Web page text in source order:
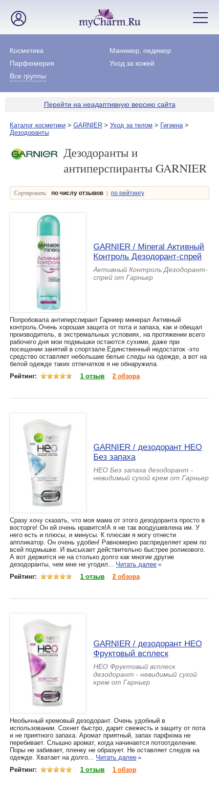
Косметика
Маникюр, педикюр
Парфюмерия
Уход за кожей
Все группы
Перейти на неадаптивную версию сайта
Каталог косметики > GARNIER > Уход за телом > Гигиена>
Дезодоранты
Дезодоранты и
антиперспиранты GARNIER
Сортировать: по числу отзывов | по рейтингу
GARNIER / Mineral Активный
Контроль Дезодорант-спрей
Активный Контроль Дезодорант-
спрей от Гарньер
Попробовала антиперспирант Гарниер минерал Активный
контроль.Очень хорошая защита от пота и запаха, как и обещал
производитель, в экстремальных условиях, на протяжении всего
рабочего дня мои подмышки остаются сухими, даже при
посещении занятий в спортзале.Единственный недостаток -это
средство оставляет небольшие белые следы на одежде, а вот на
белой одежде таких отпечатков я не обнаружила.
Рейтинг:
1 отзыв 2 обзора
GARNIER / дезодорант HЕО
Без запаха
HЕО Без запаха дезодорант -
невидимый сухой крем от Гарньер
Сразу хочу сказать, что моя мама от этого дезодоранта просто в
восторге! Он ей очень нравится!А я не так воодушевлена им. У
него есть и плюсы, и минусы. К плюсам я могу отнести
аппликатор. Он очень удобен! Равномерно распределяет крем по
всей подмышке. И высыхает действительно быстрее роликового.
А вот держится не на столько долго как многие другие
дезодоранты, чем мне не угодил... Читать далее »
Рейтинг:
1 отзыв 2 обзора
GARNIER / дезодорант HЕО
Фруктовый всплеск
HЕО Фруктовый всплеск
дезодорант - невидимый сухой
крем от Гарньер
Необычный кремовый дезодорант. Очень удобный в
использовании. Сохнет быстро, дарит свежесть и защиту от пота
и не приятного запаха. Аромат приятный, запах парфюма не
перебивает. Слышно аромат, когда начинается потоотделение.
Поры не забивает, пленку не образует. Не оставляет следов на
одежде. Хватает на долго... Читать далее »
Рейтинг:
1 отзыв 1 обзор